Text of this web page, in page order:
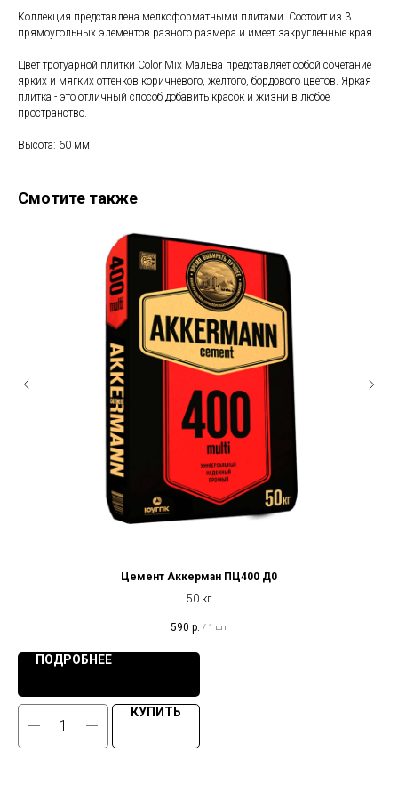
Коллекция представлена мелкоформатными плитами. Состоит из 3
прямоугольных элементов разного размера и имеет закругленные края.
Цвет тротуарной плитки Color Mix Мальва представляет собой сочетание
ярких и мягких оттенков коричневого, желтого, бордового цветов. Яркая
плитка - это отличный способ добавить красок и жизни в любое
пространство.
Высота: 60 мм
Смотите также
Цемент Аккерман ПЦ400 Д0
50 кг
590 р. / 1 шт
ПОДРОБНЕЕ
КУПИТЬ